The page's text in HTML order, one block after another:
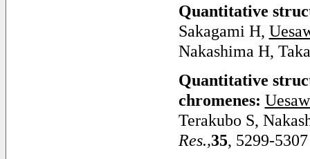
Quantitative
Sakagami H,
Nakashima H,
Quantitative
chromenes:
Terakubo S,
Res.,35, 5299-